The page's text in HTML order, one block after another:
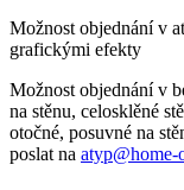
Možnost objednání v
grafickými efekty
Možnost objednání v
na stěnu, celosklěné
otočné, posuvné na
poslat na atyp@home-